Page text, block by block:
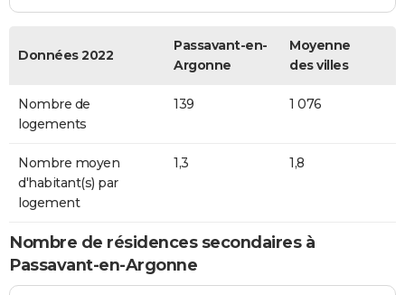
Données 2022
Passavant-en-
Argonne
Moyenne
des villes
Nombre de
logements
139 1 076
Nombre moyen
d'habitant(s) par
logement
1,3 1,8
Nombre de résidences secondaires à
Passavant-en-Argonne